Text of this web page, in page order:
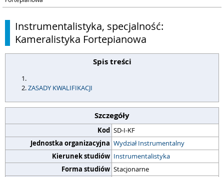
Instrumentalistyka, specjalność:
Kameralistyka Fortepianowa
Spis treści
ZASADY KWALIFIKACJI
Szczegóły
Kod SD-I-KF
Jednostka organizacyjna Wydział Instrumentalny
Kierunek studiów Instrumentalistyka
Forma studiów Stacjonarne